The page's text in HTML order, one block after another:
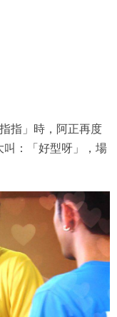
指」時，阿正再度
叫：「好型呀」，場